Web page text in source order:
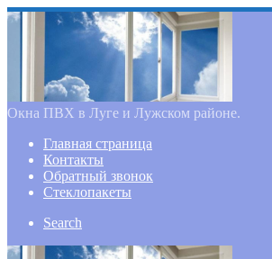
Окна ПВХ в Луге и Лужском районе.
Главная страница
Контакты
Обратный звонок
Стеклопакеты
Search